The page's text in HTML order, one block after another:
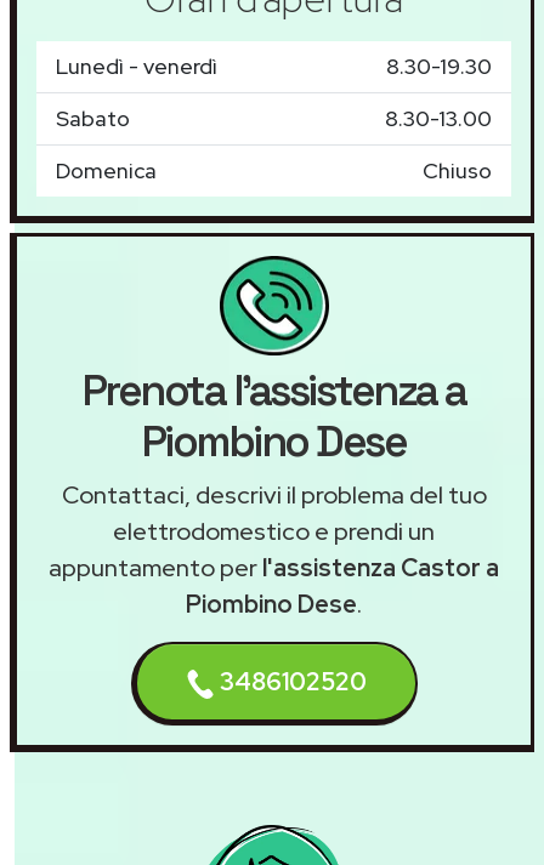
Lunedì - venerdì
8.30-19.30
Sabato
8.30-13.00
Domenica
Chiuso
Prenota l'assistenza a
Piombino Dese
Contattaci, descrivi il problema del tuo
elettrodomestico e prendi un
appuntamento perl'assistenza Castor a
Piombino Dese.
3486102520